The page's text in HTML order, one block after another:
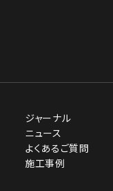
ジャーナル
ニュース
よくあるご質問
施工事例